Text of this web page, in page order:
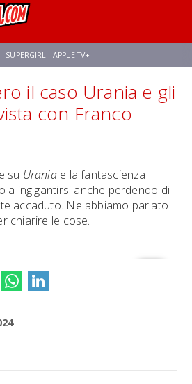
SUPERGIRL APPLE TV+
STAR TREK AVENGERS: DOOMSDAY
il caso Urania e gli
con Franco
su Uraniae la fantascienza
a ingigantirsi anche perdendo di
accaduto. Ne abbiamo parlato
chiarire le cose.